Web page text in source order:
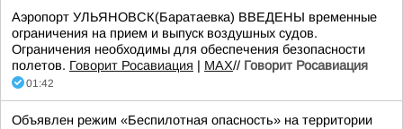
Аэропорт УЛЬЯНОВСК(Баратаевка) ВВЕДЕНЫ временные
ограничения на прием и выпуск воздушных судов.
Ограничения необходимы для обеспечения безопасности
полетов. Говорит Росавиация | MАХ// Говорит Росавиация
01:42
Объявлен режим «Беспилотная опасность» на территории